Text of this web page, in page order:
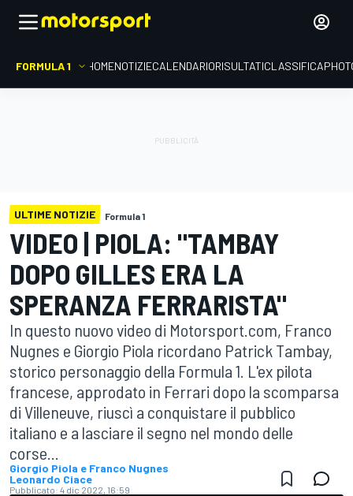
FORMULA 1 HOMENOTIZIECALENDARIORISULTATICLASSIFICA
ULTIME NOTIZIE Formula 1
VIDEO | PIOLA: "TAMBAY
DOPO GILLES ERA LA
SPERANZA FERRARISTA"
In questo nuovo video di Motorsport.com, Franco
Nugnes e Giorgio Piola ricordano Patrick Tambay,
storico personaggio della Formula 1. L'ex pilota
francese, approdato in Ferrari dopo la scomparsa
di Villeneuve, riuscì a conquistare il pubblico
italiano e a lasciare il segno nel mondo delle
corse...
Giorgio Piola e Franco Nugnes
Leonardo Ciace
Pubblicato: 4 dic 2022, 16:59